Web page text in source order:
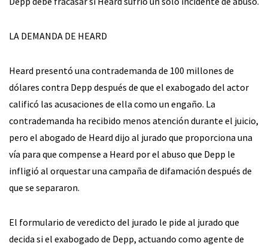
LA DEMANDA DE HEARD
Heard presentó una contrademanda de 100 millones de
dólares contra Depp después de que el exabogado del actor
calificó las acusaciones de ella como un engaño. La
contrademanda ha recibido menos atención durante el juicio,
pero el abogado de Heard dijo al jurado que proporciona una
vía para que compense a Heard por el abuso que Depp le
infligió al orquestar una campaña de difamación después de
que se separaron.
El formulario de veredicto del jurado le pide al jurado que
decida si el exabogado de Depp, actuando como agente de